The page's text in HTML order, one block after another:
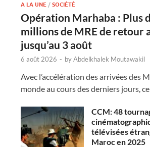
A LA UNE /SOCIÉTÉ
Opération Marhaba : Plus
millions de MRE de retour
jusqu’au 3 août
6 août 2026 - byAbdelkhalek Moutawakil
Avec l’accélération des arrivées des
monde au cours des derniers jours, ce
CCM: 48
télévisées
Maroc en 2025